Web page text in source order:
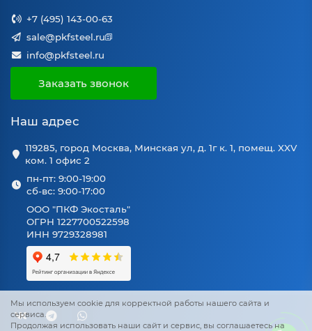
Мы используем cookie для корректной работы нашего сайта и
сервиса.
Продолжая использовать наши сайт и сервис, вы соглашаетесь на
+7 (495) 143-00-63
sale@pkfsteel.ru
info@pkfsteel.ru
Заказать звонок
Наш адрес
119285, город Москва, Минская ул, д. 1г к. 1, помещ. XXV
ком. 1 офис 2
пн-пт: 9:00-19:00
сб-вс: 9:00-17:00
ООО "ПКФ Экосталь"
ОГРН 1227700522598
ИНН 9729328981